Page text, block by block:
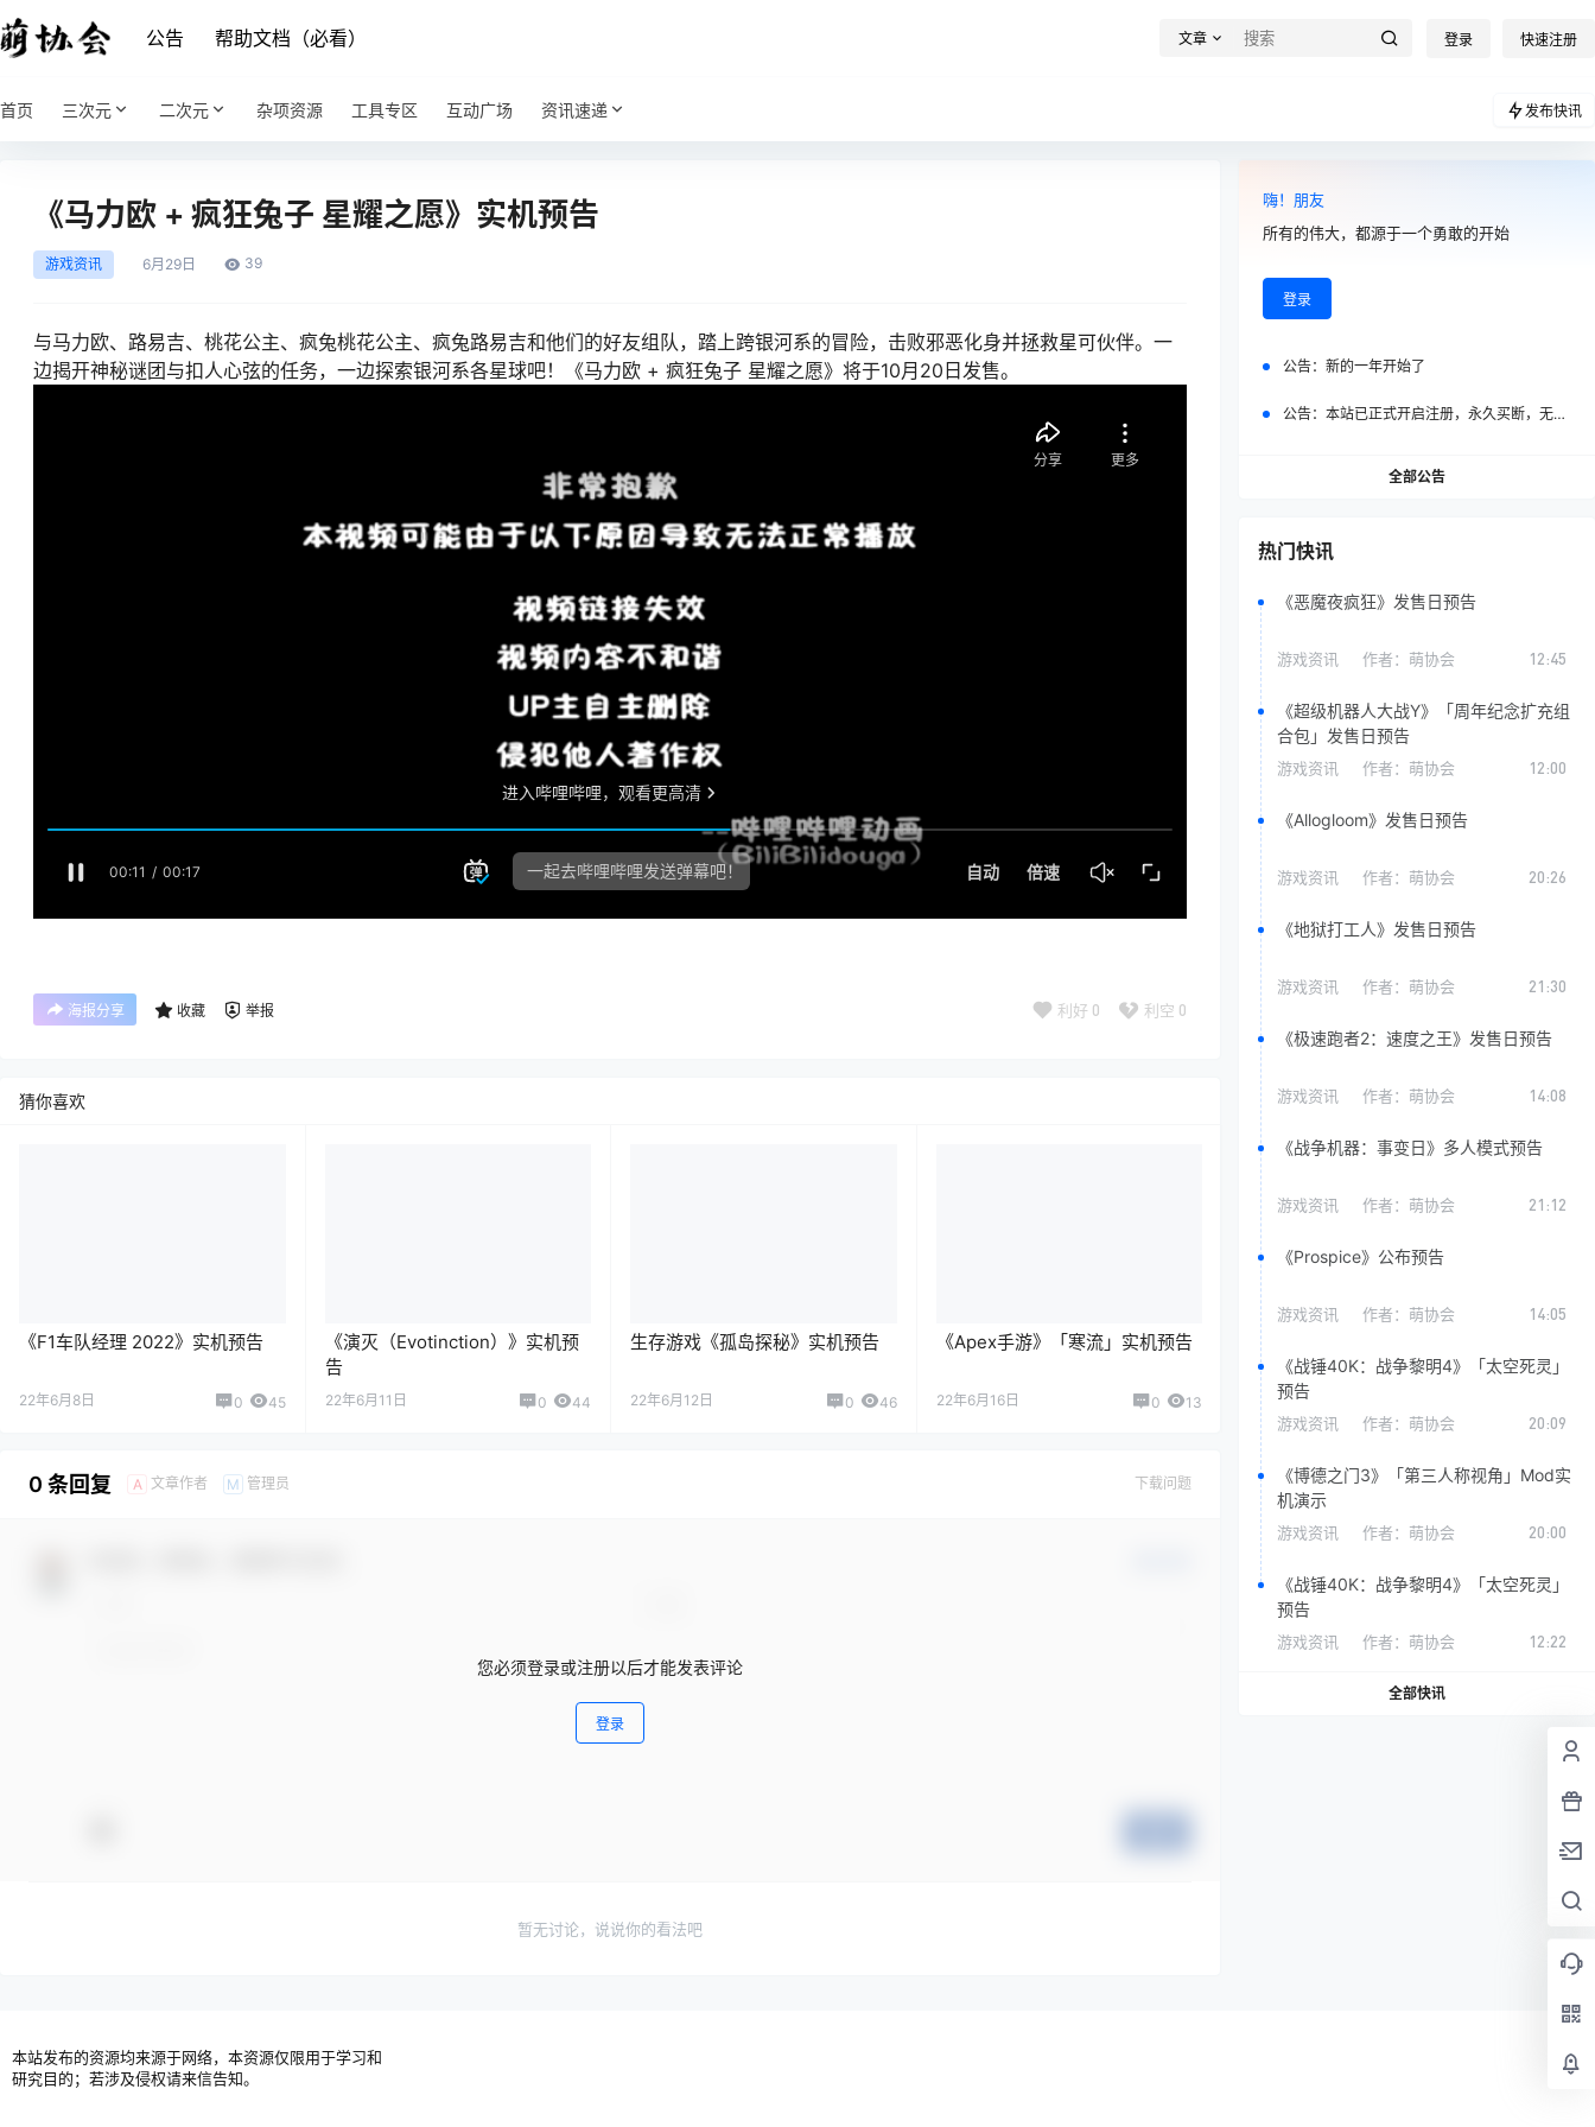
公告 帮助文档（必看） 文章 登录 快速注册
首页 三次元 二次元 杂项资源 工具专区 互动广场 资讯速递 发布快讯
《马力欧 + 疯狂兔子 星耀之愿》实机预告
游戏资讯 6月 29日 39
与马力欧、路易吉、桃花公主、疯兔桃花公主、疯兔路易吉和他们的好友组队，踏上跨银河系的冒险，击败邪恶化身并拯救星可伙伴。一
边揭开神秘谜团与扣人心弦的任务，一边探索银河系各星球吧！《马力欧 + 疯狂兔子 星耀之愿》将于10月20日发售。
海报分享 收藏 举报 利好 0 利空 0
猜你喜欢
《F1车队经理 2022》实机预告
22年6月8日 0 45
《演灭（Evotinction）》实机预
告
22年6月11日 0 44
生存游戏《孤岛探秘》实机预告
22年6月12日 0 46
《Apex手游》「寒流」实机预告
22年6月16日 0 13
0 条回复 A 文章作者 M 管理员 下载问题
您必须登录或注册以后才能发表评论
登录
暂无讨论，说说你的看法吧
嗨！朋友
所有的伟大，都源于一个勇敢的开始
登录
公告： 新的一年开始了
公告： 本站已正式开启注册，永久买断，无任何二次付费
全部公告
热门快讯
《恶魔夜疯狂》发售日预告
游戏资讯 作者： 萌协会 12:45
《超级机器人大战Y》「周年纪念扩充组
合包」发售日预告
游戏资讯 作者： 萌协会 12:00
《Allogloom》发售日预告
游戏资讯 作者： 萌协会 20:26
《地狱打工人》发售日预告
游戏资讯 作者： 萌协会 21:30
《极速跑者2：速度之王》发售日预告
游戏资讯 作者： 萌协会 14:08
《战争机器：事变日》多人模式预告
游戏资讯 作者： 萌协会 21:12
《Prospice》公布预告
游戏资讯 作者： 萌协会 14:05
《战锤40K：战争黎明4》「太空死灵」
预告
游戏资讯 作者： 萌协会 20:09
《博德之门3》「第三人称视角」Mod实
机演示
游戏资讯 作者： 萌协会 20:00
《战锤40K：战争黎明4》「太空死灵」
预告
游戏资讯 作者： 萌协会 12:22
全部快讯
本站发布的资源均来源于网络，本资源仅限用于学习和
研究目的；若涉及侵权请来信告知。